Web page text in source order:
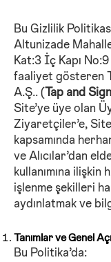
Bu Gizlilik
Altunizade
Kat:3 İç Kapı
faaliyet gösteren
A.Ş.. (Tap and Sign
Site’ye üye olan
Ziyaretçiler’e, Site
kapsamında
ve Alıcılar’dan
kullanımına
işlenme şekilleri
aydınlatmak ve
Tanımlar ve Genel
Bu Politika’da: